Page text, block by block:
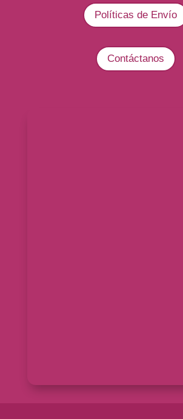
Políticas de Envío
Contáctanos